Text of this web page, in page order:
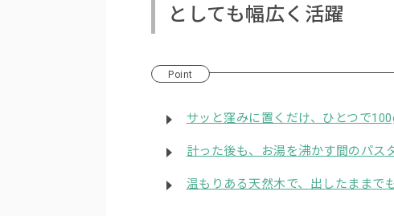
としても幅広く活躍
Point
サッと窪みに置くだけ、ひとつで
計った後も、お湯を沸かす間のパス
温もりある天然木で、出したままで